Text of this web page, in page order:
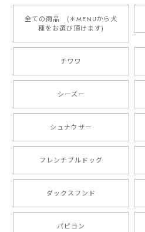
とっても可愛くて、わんちゃ
りやすくて最高です！ ありが
ご縁がありましたら、またよ
ったです。 ご連絡が取りづら
ましたが、商品の素敵さでチ
い。ありがとうございます。
全ての商品 (＊MENUから犬
種をお選び頂けます)
チワワ
シーズー
シュナウザー
フレンチブルドッグ
ダックスフンド
パピヨン